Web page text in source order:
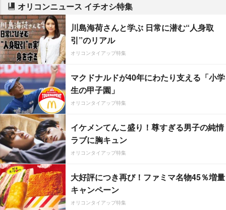
オリコンニュース イチオシ特集
川島海荷さんと学ぶ 日常に潜む“人身取
引”のリアル
オリコンタイアップ特集
マクドナルドが40年にわたり支える「小学
生の甲子園」
オリコンタイアップ特集
イケメンてんこ盛り！尊すぎる男子の純情
ラブに胸キュン
オリコンタイアップ特集
大好評につき再び！ファミマ名物45％増量
キャンペーン
オリコンタイアップ特集